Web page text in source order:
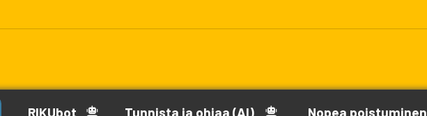
RIKUbot Tunnista ja ohjaa (AI) Nopea poistuminen